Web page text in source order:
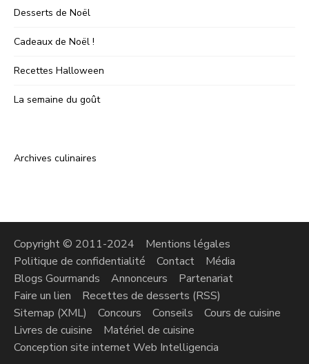
Desserts de Noël
Cadeaux de Noël !
Recettes Halloween
La semaine du goût
Archives culinaires
Copyright © 2011-2024
Mentions légales
Politique de confidentialité
Contact
Média
Blogs Gourmands
Annonceurs
Partenariat
Faire un lien
Recettes de desserts (RSS)
Sitemap (XML)
Concours Conseils
Cours de cuisine
Livres de cuisine
Matériel de cuisine
Conception site internet Web Intelligencia